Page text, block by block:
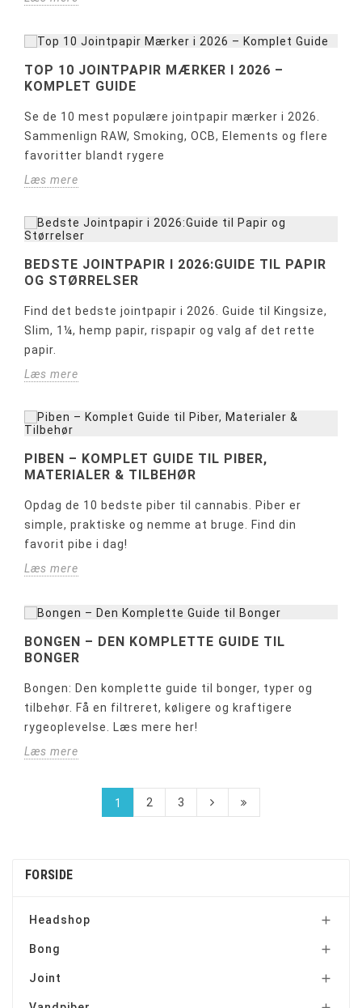
TOP 10 JOINTPAPIR MÆRKER I 2026 –
KOMPLET GUIDE
Se de 10 mest populære jointpapir mærker i 2026.
Sammenlign RAW, Smoking, OCB, Elements og flere
favoritter blandt rygere
Læs mere
BEDSTE JOINTPAPIR I 2026:GUIDE TIL PAPIR
OG STØRRELSER
Find det bedste jointpapir i 2026. Guide til Kingsize,
Slim, 1¼, hemp papir, rispapir og valg af det rette
papir.
Læs mere
PIBEN – KOMPLET GUIDE TIL PIBER,
MATERIALER & TILBEHØR
Opdag de 10 bedste piber til cannabis. Piber er
simple, praktiske og nemme at bruge. Find din
favorit pibe i dag!
Læs mere
BONGEN – DEN KOMPLETTE GUIDE TIL
BONGER
Bongen: Den komplette guide til bonger, typer og
tilbehør. Få en filtreret, køligere og kraftigere
rygeoplevelse. Læs mere her!
Læs mere
1 2 3
FORSIDE
Headshop 
Bong 
Joint 